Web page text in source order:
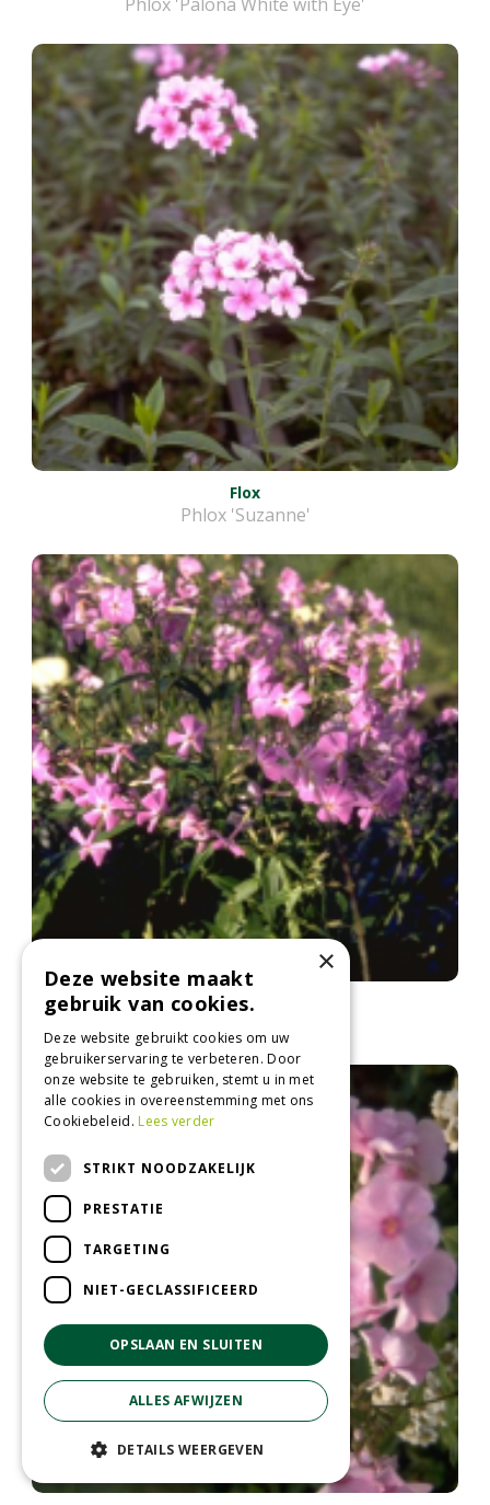
Flox
Phlox 'Suzanne'
Flox
Phlox carolina 'Bill Baker'
×
Deze website maakt
gebruik van cookies.
Deze website gebruikt cookies om uw
gebruikerservaring te verbeteren. Door
onze website te gebruiken, stemt u in met
alle cookies in overeenstemming met ons
Cookiebeleid.Lees verder
STRIKT NOODZAKELIJK
PRESTATIE
TARGETING
NIET-GECLASSIFICEERD
OPSLAAN EN SLUITEN
ALLES AFWIJZEN
DETAILS WEERGEVEN